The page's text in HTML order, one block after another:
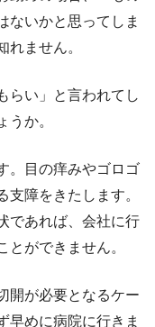
ないかと思ってしま
れません。
らい」と言われてし
うか。
。目の痒みやゴロゴ
支障をきたします。
であれば、会社に行
とができません。
開が必要となるケー
早めに病院に行きま